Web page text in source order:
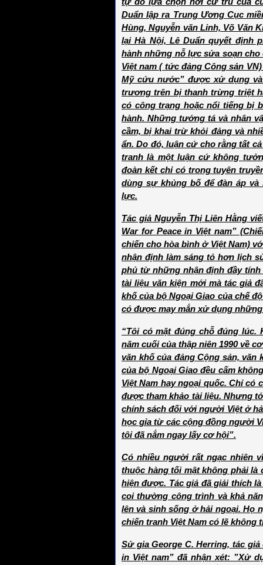
Duẩn lập ra Trung Ương Cục
Hùng, Nguyễn văn Linh, Võ Văn
lại Hà Nội, Lê Duẩn quyết định
hành những nỗ lực sửa soạn cho
Việt nam ( tức đảng Công sản
Mỹ cứu nước” được xử dụng
trương trên bị thanh trừng triệt
có công trạng hoặc nổi tiếng bị
hành. Những tướng tá và nhân
cầm, bị khai trừ khỏi đảng và
ẩn. Do đó, luận cứ cho rằng tất
tranh là một luận cứ không
đoàn kết chỉ có trong tuyên
dùng sự khủng bố để đàn áp
lực.
Tác giả Nguyễn Thị Liên Hằng
War for Peace in Việt nam”
chiến cho hòa bình ở Việt Nam)
nhận định làm sáng tỏ hơn lịch
phủ từ những nhận định đầy
tài liệu văn kiện mới mà tác giả
khố của bộ Ngoại Giao của chế
có được may mắn xử dụng
“Tôi có mặt đúng chỗ đúng
năm cuối của thập niên 1990 về
văn khố của đảng Cộng sản, văn
của bộ Ngoại Giao đều cấm
Việt Nam hay ngoại quốc. Chỉ
được tham khảo tài liệu. Nhưng
chính sách đối với người Việt ở
học gỉa từ các cộng đồng người
tôi đã nắm ngay lấy cơ hội”.
Có nhiều người rất ngạc nhiên
thuộc hàng tối mật không phải là
hiện được. Tác giả đã giải thích
coi thường công trình và khả
lên và sinh sống ở hải ngoại. Họ
chiến tranh Việt Nam có lẽ
Sử gia George C. Herring, tác giả
in Việt nam” đã nhận xét: ”Xử